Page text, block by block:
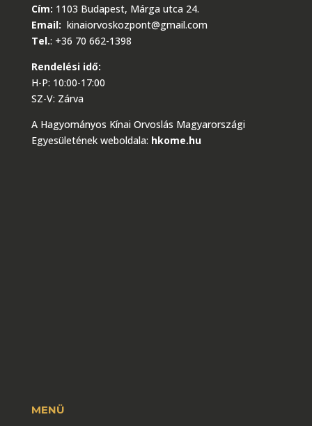
Cím: 1103 Budapest, Márga utca 24.
Email: kinaiorvoskozpont@gmail.com
Tel.: +36 70 662-1398
Rendelési idő:
H-P: 10:00-17:00
SZ-V: Zárva
A Hagyományos Kínai Orvoslás Magyarországi
Egyesületének weboldala: hkome.hu
MENÜ